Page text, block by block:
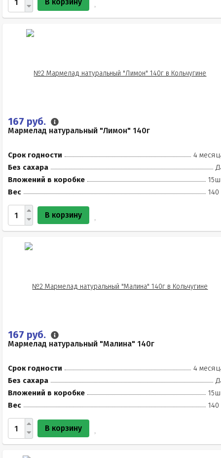
167 руб.
Мармелад натуральный "Лимон" 140г
Срок годности
4
Без сахара
Вложений в коробке
Вес
140
В корзину
167 руб.
Мармелад натуральный "Малина" 140г
Срок годности
4
Без сахара
Вложений в коробке
Вес
140
В корзину